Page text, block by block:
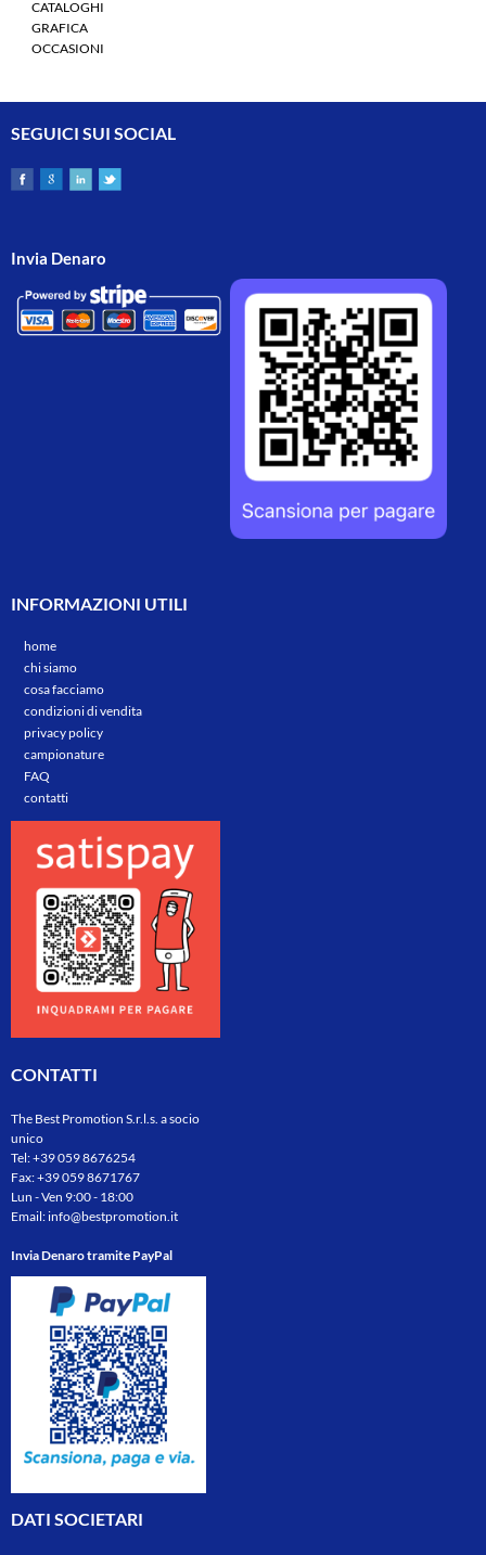
CATALOGHI
GRAFICA
OCCASIONI
SEGUICI SUI SOCIAL
Invia Denaro
INFORMAZIONI UTILI
home
chi siamo
cosa facciamo
condizioni di vendita
privacy policy
campionature
FAQ
contatti
CONTATTI
The Best Promotion S.r.l.s. a socio
unico
Tel:+39 059 8676254
Fax: +39 059 8671767
Lun - Ven 9:00 - 18:00
Email:info@bestpromotion.it
Invia Denaro tramite PayPal
DATI SOCIETARI